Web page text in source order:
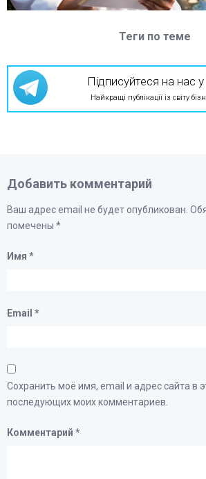
Теги по теме
Підписуйтеся на нас
Найкращі публікації із світу
Добавить комментарий
Ваш адрес email не будет опубликован.
помечены *
Имя *
Email *
Сохранить моё имя, email и адрес сайта в
последующих моих комментариев.
Комментарий *